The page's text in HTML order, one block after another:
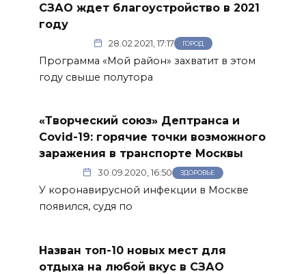
СЗАО ждет благоустройство в 2021
году
28.02.2021, 17:17 ГОРОД
Программа «Мой район» захватит в этом
году свыше полутора
«Творческий союз» Дептранса и
Covid-19: горячие точки возможного
заражения в транспорте Москвы
30.09.2020, 16:50 ЗДОРОВЬЕ
У коронавирусной инфекции в Москве
появился, судя по
Назван топ-10 новых мест для
отдыха на любой вкус в СЗАО